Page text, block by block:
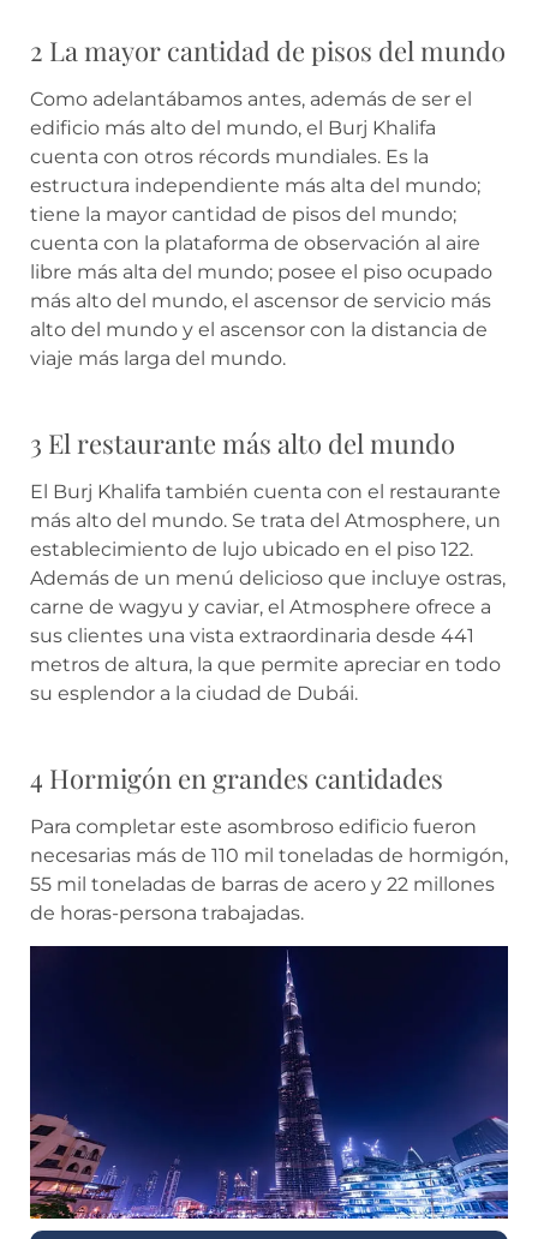
2 La mayor cantidad de pisos del mundo
Como adelantábamos antes, además de ser el
edificio más alto del mundo, el Burj Khalifa
cuenta con otros récords mundiales. Es la
estructura independiente más alta del mundo;
tiene la mayor cantidad de pisos del mundo;
cuenta con la plataforma de observación al aire
libre más alta del mundo; posee el piso ocupado
más alto del mundo, el ascensor de servicio más
alto del mundo y el ascensor con la distancia de
viaje más larga del mundo.
3 El restaurante más alto del mundo
El Burj Khalifa también cuenta con el restaurante
más alto del mundo. Se trata del Atmosphere, un
establecimiento de lujo ubicado en el piso 122.
Además de un menú delicioso que incluye ostras,
carne de wagyu y caviar, el Atmosphere ofrece a
sus clientes una vista extraordinaria desde 441
metros de altura, la que permite apreciar en todo
su esplendor a la ciudad de Dubái.
4 Hormigón en grandes cantidades
Para completar este asombroso edificio fueron
necesarias más de 110 mil toneladas de hormigón,
55 mil toneladas de barras de acero y 22 millones
de horas-persona trabajadas.